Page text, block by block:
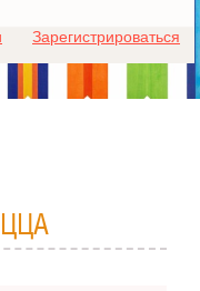
Зарегистрироваться
предложений по